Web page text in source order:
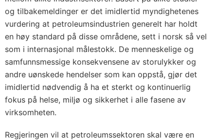
og tilbakemeldinger er det imidlertid myndighetenes
vurdering at petroleumsindustrien generelt har holdt
en høy standard på disse områdene, sett i norsk så vel
som i internasjonal målestokk. De menneskelige og
samfunnsmessige konsekvensene av storulykker og
andre uønskede hendelser som kan oppstå, gjør det
imidlertid nødvendig å ha et sterkt og kontinuerlig
fokus på helse, miljø og sikkerhet i alle fasene av
virksomheten.
Regjeringen vil at petroleumssektoren skal være en